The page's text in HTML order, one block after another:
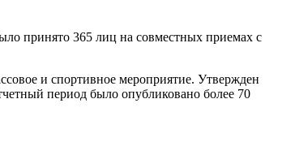
принято 365 лиц на совместных приемах с
и спортивное мероприятие. Утвержден
период было опубликовано более 70